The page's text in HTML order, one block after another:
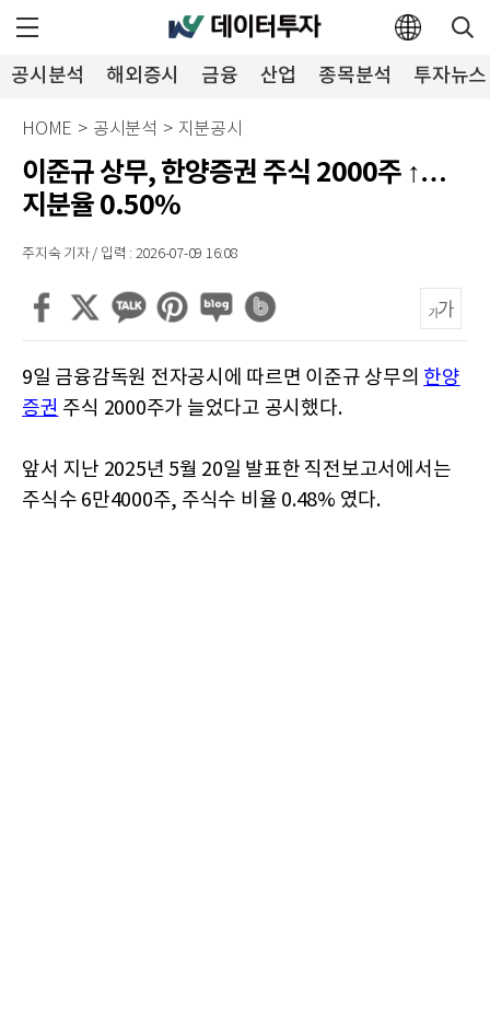
공시분석 해외증시 금융 산업 종목분석 투자뉴스
HOME > 공시분석 > 지분공시
이준규 상무, 한양증권 주식 2000주 ↑…
지분율 0.50%
주지숙 기자 / 입력 : 2026-07-09 16:08
9일 금융감독원 전자공시에 따르면 이준규 상무의 한양
증권 주식 2000주가 늘었다고 공시했다.
앞서 지난 2025년 5월 20일 발표한 직전보고서에서는
주식수 6만4000주, 주식수 비율 0.48% 였다.